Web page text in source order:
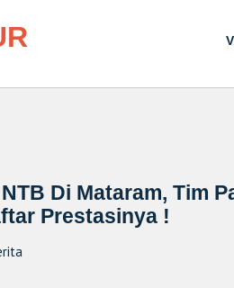
Di Mataram, Tim
Prestasinya !